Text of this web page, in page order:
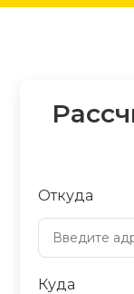
Откуда
Куда